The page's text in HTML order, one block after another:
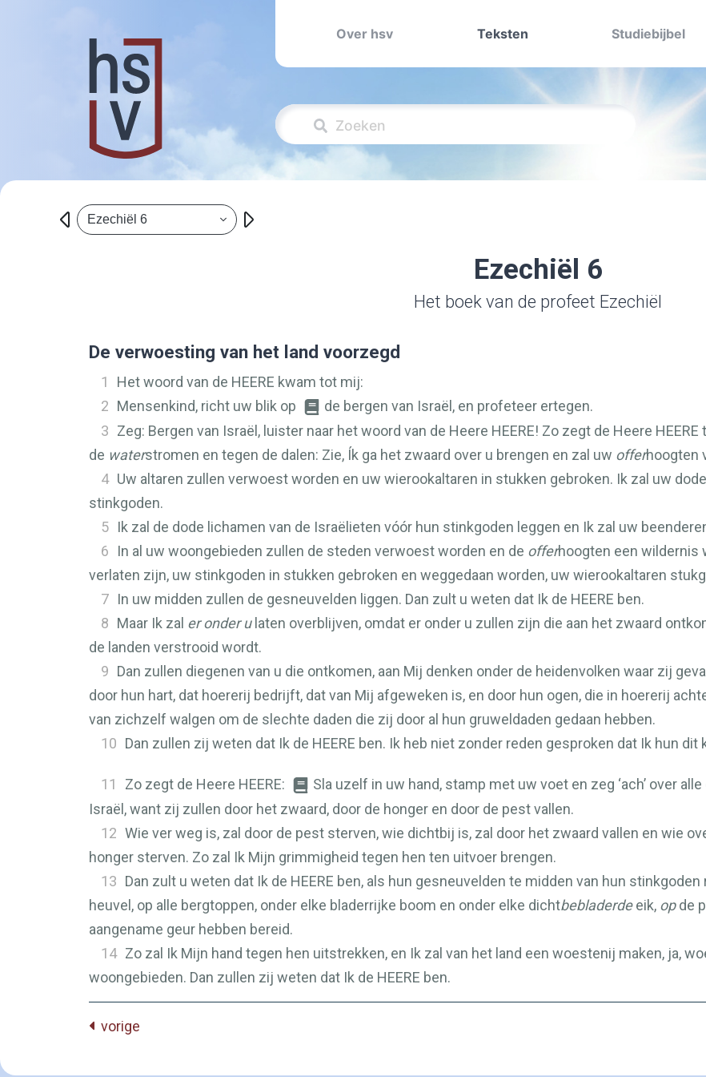
Over hsv Teksten Studiebijbel
Ezechiël 6
Ezechiël 6
Het boek van de profeet Ezechiël
De verwoesting van het land voorzegd
1 Het woord van de HEERE kwam tot mij:
2 Mensenkind, richt uw blik op
de bergen van Israël, en profeteer ertegen.
3 Zeg: Bergen van Israël, luister naar het woord van de Heere HEERE! Zo zegt de Heere HEERE
de waterstromen en tegen de dalen: Zie, Ík ga het zwaard over u brengen en zal uw offerhoogten
4 Uw altaren zullen verwoest worden en uw wierookaltaren in stukken gebroken. Ik zal uw
stinkgoden.
5 Ik zal de dode lichamen van de Israëlieten vóór hun stinkgoden leggen en Ik zal uw
6
In al uw woongebieden zullen de steden verwoest worden en de offerhoogten een wildernis
verlaten zijn, uw stinkgoden in stukken gebroken en weggedaan worden, uw wierookaltaren
7 In uw midden zullen de gesneuvelden liggen. Dan zult u weten dat Ik de HEERE ben.
8 Maar Ik zal er onder ulaten overblijven, omdat er onder u zullen zijn die aan het zwaard
de landen verstrooid wordt.
9 Dan zullen diegenen van u die ontkomen, aan Mij denken onder de heidenvolken waar zij
door hun hart, dat hoererij bedrijft, dat van Mij afgeweken is, en door hun ogen, die in hoererij
van zichzelf walgen om de slechte daden die zij door al hun gruweldaden gedaan hebben.
10 Dan zullen zij weten dat Ik de HEERE ben. Ik heb niet zonder reden gesproken dat Ik hun dit
11 Zo zegt de Heere HEERE:
Sla uzelf in uw hand, stamp met uw voet en zeg ‘ach’ over
Israël, want zij zullen door het zwaard, door de honger en door de pest vallen.
12 Wie ver weg is, zal door de pest sterven, wie dichtbij is, zal door het zwaard vallen en wie
honger sterven. Zo zal Ik Mijn grimmigheid tegen hen ten uitvoer brengen.
13 Dan zult u weten dat Ik de HEERE ben, als hun gesneuvelden te midden van hun
heuvel, op alle bergtoppen, onder elke bladerrijke boom en onder elke dichtbebladerdeeik, opde
aangename geur hebben bereid.
14 Zo zal Ik Mijn hand tegen hen uitstrekken, en Ik zal van het land een woestenij maken, ja,
woongebieden. Dan zullen zij weten dat Ik de HEERE ben.
vorige